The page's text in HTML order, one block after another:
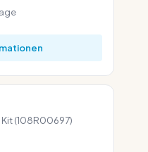
(108R00697)